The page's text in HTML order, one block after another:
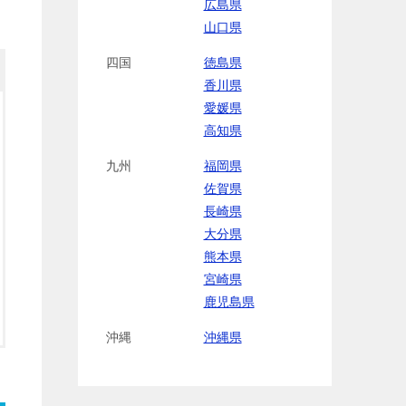
広島県
山口県
四国
徳島県
香川県
愛媛県
高知県
九州
福岡県
佐賀県
長崎県
大分県
熊本県
宮崎県
鹿児島県
沖縄 沖縄県